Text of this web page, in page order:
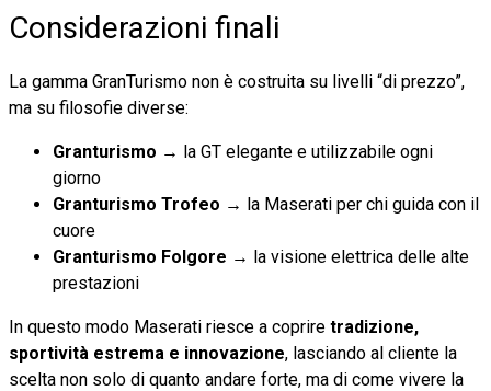
Considerazioni finali
La gamma GranTurismo non è costruita su livelli “di prezzo”,
ma su filosofie diverse:
Granturismo → la GT elegante e utilizzabile ogni
giorno
Granturismo Trofeo → la Maserati per chi guida con il
cuore
Granturismo Folgore → la visione elettrica delle alte
prestazioni
In questo modo Maserati riesce a coprire tradizione,
sportività estrema e innovazione, lasciando al cliente la
scelta non solo di quanto andare forte, ma di come vivere la